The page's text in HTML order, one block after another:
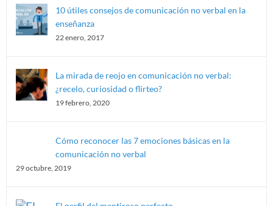
10 útiles consejos de comunicación no verbal en la
enseñanza
22 enero, 2017
La mirada de reojo en comunicación no verbal:
¿recelo, curiosidad o flirteo?
19 febrero, 2020
Cómo reconocer las 7 emociones básicas en la
comunicación no verbal
29 octubre, 2019